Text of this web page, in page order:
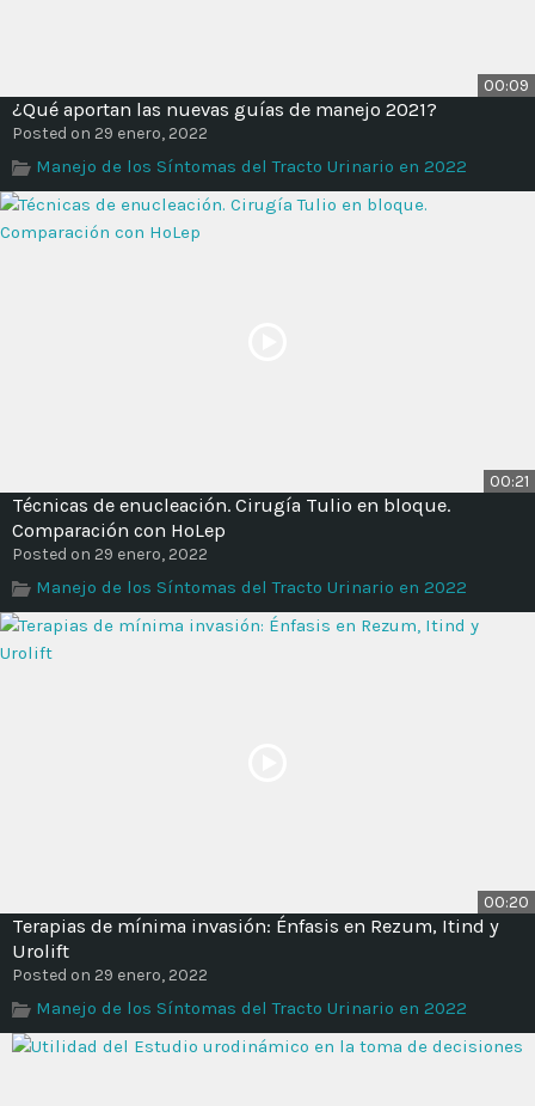
00:09
¿Qué aportan las nuevas guías de manejo 2021?
Posted on 29 enero, 2022
Manejo de los Síntomas del Tracto Urinario en 2022
00:21
Técnicas de enucleación. Cirugía Tulio en bloque.
Comparación con HoLep
Posted on 29 enero, 2022
Manejo de los Síntomas del Tracto Urinario en 2022
00:20
Terapias de mínima invasión: Énfasis en Rezum, Itind y
Urolift
Posted on 29 enero, 2022
Manejo de los Síntomas del Tracto Urinario en 2022